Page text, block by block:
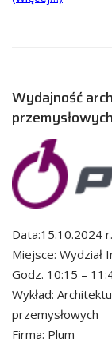
Wydajność
przemysłowych
Data:15.10.2024 r.
Miejsce: Wydział
Godz. 10:15 –
Wykład:
przemysłowych
Firma: Plum